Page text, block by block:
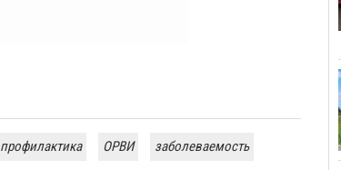
профилактика ОРВИ
заболеваемость